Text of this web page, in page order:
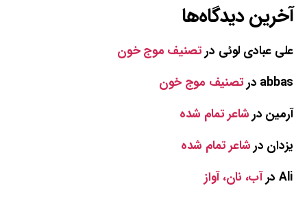
آخرین دیدگاه‌ها
علی عبادی لوئی درتصنیف موج خون
abbas درتصنیف موج خون
آرمین درشاعر تمام شده
یزدان درشاعر تمام شده
Ali درآب، نان، آواز